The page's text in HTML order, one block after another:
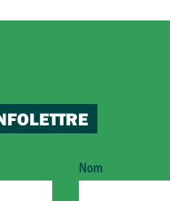
Nom